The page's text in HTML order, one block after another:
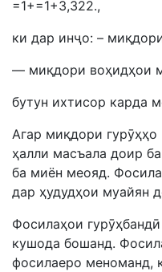
=1+=1+3,322.,
ки дар инҷо: –
— миқдори воҳидҳои
бутун ихтисор карда
Агар миқдори
ҳалли масъала доир
ба миён меояд.
дар ҳудудҳои муайян
Фосилаҳои
кушода бошанд.
фосилаеро меноманд,